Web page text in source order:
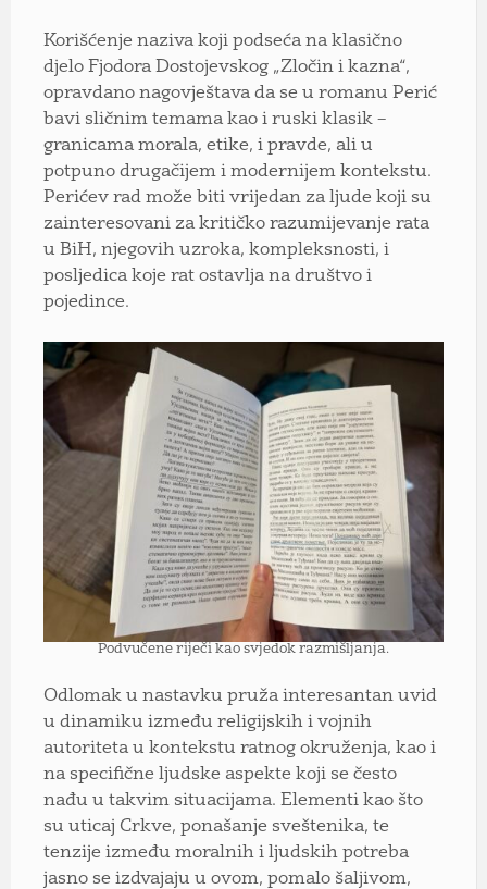
Korišćenje naziva koji podseća na klasično
djelo Fjodora Dostojevskog „Zločin i kazna“,
opravdano nagovještava da se u romanu Perić
bavi sličnim temama kao i ruski klasik –
granicama morala, etike, i pravde, ali u
potpuno drugačijem i modernijem kontekstu.
Perićev rad može biti vrijedan za ljude koji su
zainteresovani za kritičko razumijevanje rata
u BiH, njegovih uzroka, kompleksnosti, i
posljedica koje rat ostavlja na društvo i
pojedince.
Podvučene riječi kao svjedok razmišljanja.
Odlomak u nastavku pruža interesantan uvid
u dinamiku između religijskih i vojnih
autoriteta u kontekstu ratnog okruženja, kao i
na specifične ljudske aspekte koji se često
nađu u takvim situacijama. Elementi kao što
su uticaj Crkve, ponašanje sveštenika, te
tenzije između moralnih i ljudskih potreba
jasno se izdvajaju u ovom, pomalo šaljivom,